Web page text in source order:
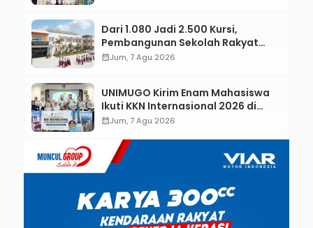
Dari 1.080 Jadi 2.500 Kursi,
Pembangunan Sekolah Rakyat
Kebumen Ditargetkan Mulai
calendar_monthJum, 7 Agu 2026
UNIMUGO Kirim Enam Mahasiswa
Ikuti KKN Internasional 2026 di
ASEAN dan Hong Kong
calendar_monthJum, 7 Agu 2026